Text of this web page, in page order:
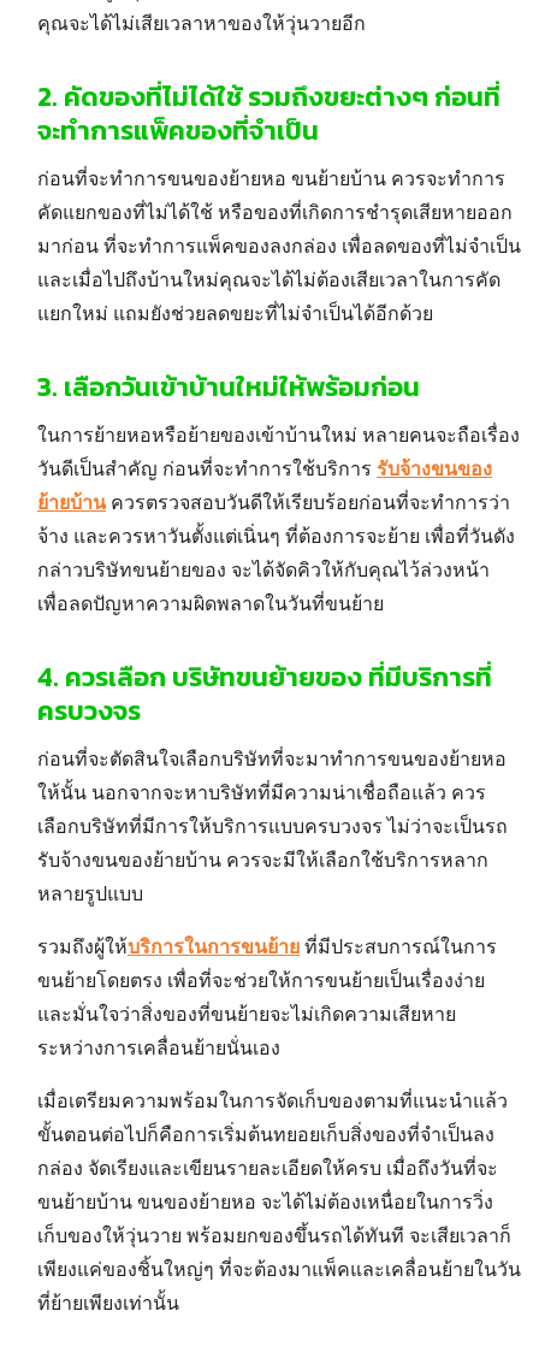
คุณจะได้ไม่เสียเวลาหาของให้วุ่นวายอีก
2. คัดของที่ไม่ได้ใช้ รวมถึงขยะต่างๆ ก่อนที่
จะทำการแพ็คของที่จำเป็น
ก่อนที่จะทำการขนของย้ายหอ ขนย้ายบ้าน ควรจะทำการ
คัดแยกของที่ไม่ได้ใช้ หรือของที่เกิดการชำรุดเสียหายออก
มาก่อน ที่จะทำการแพ็คของลงกล่อง เพื่อลดของที่ไม่จำเป็น
และเมื่อไปถึงบ้านใหม่คุณจะได้ไม่ต้องเสียเวลาในการคัด
แยกใหม่ แถมยังช่วยลดขยะที่ไม่จำเป็นได้อีกด้วย
3. เลือกวันเข้าบ้านใหม่ให้พร้อมก่อน
ในการย้ายหอหรือย้ายของเข้าบ้านใหม่ หลายคนจะถือเรื่อง
วันดีเป็นสำคัญ ก่อนที่จะทำการใช้บริการ รับจ้างขนของ
ย้ายบ้านควรตรวจสอบวันดีให้เรียบร้อยก่อนที่จะทำการว่า
จ้าง และควรหาวันตั้งแต่เนิ่นๆ ที่ต้องการจะย้าย เพื่อที่วันดัง
กล่าวบริษัทขนย้ายของ จะได้จัดคิวให้กับคุณไว้ล่วงหน้า
เพื่อลดปัญหาความผิดพลาดในวันที่ขนย้าย
4. ควรเลือก บริษัทขนย้ายของ ที่มีบริการที่
ครบวงจร
ก่อนที่จะตัดสินใจเลือกบริษัทที่จะมาทำการขนของย้ายหอ
ให้นั้น นอกจากจะหาบริษัทที่มีความน่าเชื่อถือแล้ว ควร
เลือกบริษัทที่มีการให้บริการแบบครบวงจร ไม่ว่าจะเป็นรถ
รับจ้างขนของย้ายบ้าน ควรจะมีให้เลือกใช้บริการหลาก
หลายรูปแบบ
รวมถึงผู้ให้บริการในการขนย้าย ที่มีประสบการณ์ในการ
ขนย้ายโดยตรง เพื่อที่จะช่วยให้การขนย้ายเป็นเรื่องง่าย
และมั่นใจว่าสิ่งของที่ขนย้ายจะไม่เกิดความเสียหาย
ระหว่างการเคลื่อนย้ายนั่นเอง
เมื่อเตรียมความพร้อมในการจัดเก็บของตามที่แนะนำแล้ว
ขั้นตอนต่อไปก็คือการเริ่มต้นทยอยเก็บสิ่งของที่จำเป็นลง
กล่อง จัดเรียงและเขียนรายละเอียดให้ครบ เมื่อถึงวันที่จะ
ขนย้ายบ้าน ขนของย้ายหอ จะได้ไม่ต้องเหนื่อยในการวิ่ง
เก็บของให้วุ่นวาย พร้อมยกของขึ้นรถได้ทันที จะเสียเวลาก็
เพียงแค่ของชิ้นใหญ่ๆ ที่จะต้องมาแพ็คและเคลื่อนย้ายในวัน
ที่ย้ายเพียงเท่านั้น